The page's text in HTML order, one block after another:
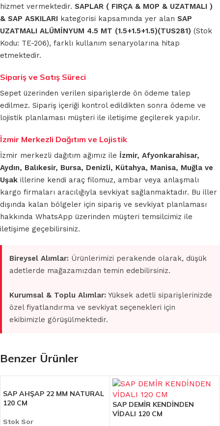
hizmet vermektedir. SAPLAR ( FIRÇA & MOP & UZATMALI )
& SAP ASKILARI kategorisi kapsamında yer alan SAP
UZATMALI ALÜMİNYUM 4.5 MT (1.5+1.5+1.5)(TUS281) (Stok
Kodu: TE-206), farklı kullanım senaryolarına hitap
etmektedir.
Sipariş ve Satış Süreci
Sepet üzerinden verilen siparişlerde ön ödeme talep
edilmez. Sipariş içeriği kontrol edildikten sonra ödeme ve
lojistik planlaması müşteri ile iletişime geçilerek yapılır.
İzmir Merkezli Dağıtım ve Lojistik
İzmir merkezli dağıtım ağımız ile İzmir, Afyonkarahisar,
Aydın, Balıkesir, Bursa, Denizli, Kütahya, Manisa, Muğla ve
Uşak illerine kendi araç filomuz, ambar veya anlaşmalı
kargo firmaları aracılığıyla sevkiyat sağlanmaktadır. Bu iller
dışında kalan bölgeler için sipariş ve sevkiyat planlaması
hakkında WhatsApp üzerinden müşteri temsilcimiz ile
iletişime geçebilirsiniz.
Bireysel Alımlar: Ürünlerimizi perakende olarak, düşük
adetlerde mağazamızdan temin edebilirsiniz.
Kurumsal & Toplu Alımlar: Yüksek adetli siparişlerinizde
özel fiyatlandırma ve sevkiyat seçenekleri için
ekibimizle görüşülmektedir.
Benzer Ürünler
SAP AHŞAP 22 MM NATURAL
120 CM
Stok Sor
SAP DEMİR KENDİNDEN
VİDALI 120 CM